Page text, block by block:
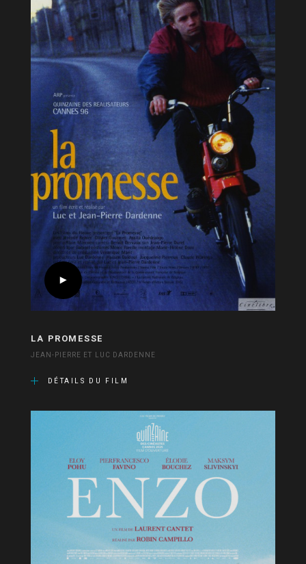
LA PROMESSE
JEAN-PIERRE ET LUC DARDENNE
DÉTAILS DU FILM